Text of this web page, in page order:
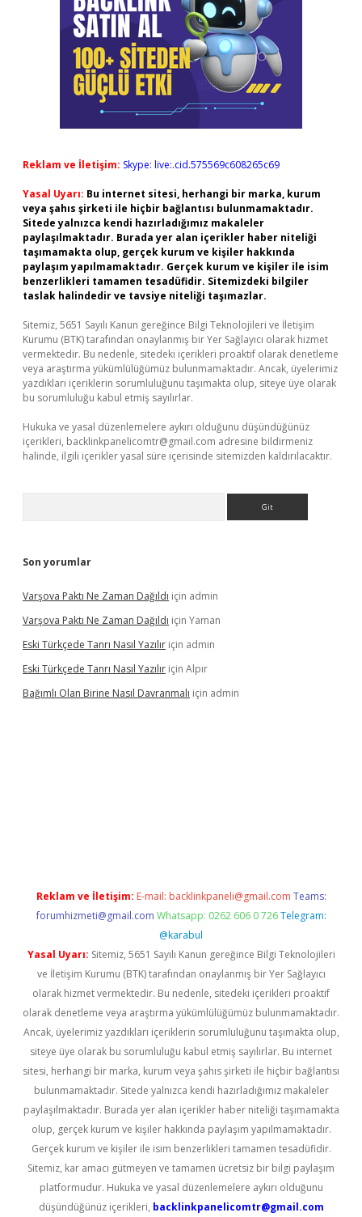
Reklam ve İletişim: Skype: live:.cid.575569c608265c69
Yasal Uyarı: Bu internet sitesi, herhangi bir marka, kurum
veya şahıs şirketi ile hiçbir bağlantısı bulunmamaktadır.
Sitede yalnızca kendi hazırladığımız makaleler
paylaşılmaktadır. Burada yer alan içerikler haber niteliği
taşımamakta olup, gerçek kurum ve kişiler hakkında
paylaşım yapılmamaktadır. Gerçek kurum ve kişiler ile isim
benzerlikleri tamamen tesadüfidir. Sitemizdeki bilgiler
taslak halindedir ve tavsiye niteliği taşımazlar.
Sitemiz, 5651 Sayılı Kanun gereğince Bilgi Teknolojileri ve İletişim
Kurumu (BTK) tarafından onaylanmış bir Yer Sağlayıcı olarak hizmet
vermektedir. Bu nedenle, sitedeki içerikleri proaktif olarak denetleme
veya araştırma yükümlülüğümüz bulunmamaktadır. Ancak, üyelerimiz
yazdıkları içeriklerin sorumluluğunu taşımakta olup, siteye üye olarak
bu sorumluluğu kabul etmiş sayılırlar.
Hukuka ve yasal düzenlemelere aykırı olduğunu düşündüğünüz
içerikleri, backlinkpanelicomtr@gmail.com adresine bildirmeniz
halinde, ilgili içerikler yasal süre içerisinde sitemizden kaldırılacaktır.
Son yorumlar
Varşova Paktı Ne Zaman Dağıldı için admin
Varşova Paktı Ne Zaman Dağıldı için Yaman
Eski Türkçede Tanrı Nasıl Yazılır için admin
Eski Türkçede Tanrı Nasıl Yazılır için Alpır
Bağımlı Olan Birine Nasıl Davranmalı için admin
Reklam ve İletişim: E-mail: backlinkpaneli@gmail.com Teams:
forumhizmeti@gmail.com Whatsapp: 0262 606 0 726 Telegram:
@karabul
Yasal Uyarı: Sitemiz, 5651 Sayılı Kanun gereğince Bilgi Teknolojileri
ve İletişim Kurumu (BTK) tarafından onaylanmış bir Yer Sağlayıcı
olarak hizmet vermektedir. Bu nedenle, sitedeki içerikleri proaktif
olarak denetleme veya araştırma yükümlülüğümüz bulunmamaktadır.
Ancak, üyelerimiz yazdıkları içeriklerin sorumluluğunu taşımakta olup,
siteye üye olarak bu sorumluluğu kabul etmiş sayılırlar. Bu internet
sitesi, herhangi bir marka, kurum veya şahıs şirketi ile hiçbir bağlantısı
bulunmamaktadır. Sitede yalnızca kendi hazırladığımız makaleler
paylaşılmaktadır. Burada yer alan içerikler haber niteliği taşımamakta
olup, gerçek kurum ve kişiler hakkında paylaşım yapılmamaktadır.
Gerçek kurum ve kişiler ile isim benzerlikleri tamamen tesadüfidir.
Sitemiz, kar amacı gütmeyen ve tamamen ücretsiz bir bilgi paylaşım
platformudur. Hukuka ve yasal düzenlemelere aykırı olduğunu
düşündüğünüz içerikleri, backlinkpanelicomtr@gmail.com